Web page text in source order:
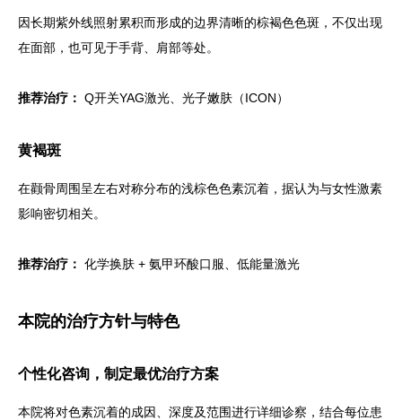
因长期紫外线照射累积而形成的边界清晰的棕褐色色斑，不仅出现
在面部，也可见于手背、肩部等处。
推荐治疗： Q开关YAG激光、光子嫩肤（ICON）
黄褐斑
在颧骨周围呈左右对称分布的浅棕色色素沉着，据认为与女性激素
影响密切相关。
推荐治疗： 化学换肤 + 氨甲环酸口服、低能量激光
本院的治疗方针与特色
个性化咨询，制定最优治疗方案
本院将对色素沉着的成因、深度及范围进行详细诊察，结合每位患